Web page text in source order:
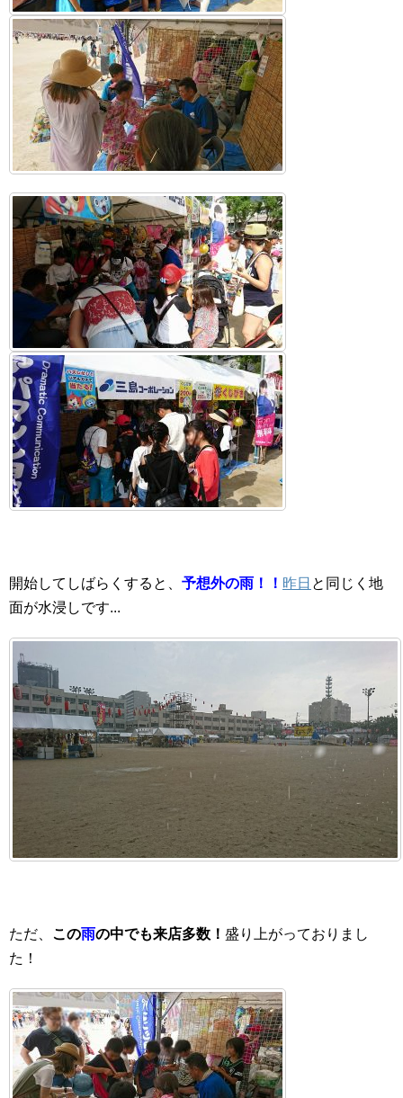
開始してしばらくすると、 予想外の雨！！ 昨日 と同じく地
面が水浸しです...
ただ、 この雨の中でも来店多数！ 盛り上がっておりまし
た！